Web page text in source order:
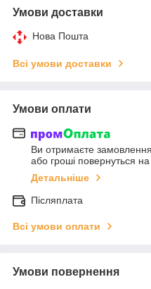
Умови доставки
Нова Пошта
Всі умови доставки
Умови оплати
Ви отримаєте замовлення
або гроші повернуться
Детальніше
Післяплата
Всі умови оплати
Умови повернення